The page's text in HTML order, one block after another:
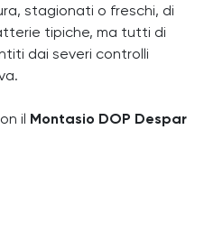
stagionati o freschi, di
tipiche, ma tutti di
dai severi controlli
il
Montasio DOP Despar